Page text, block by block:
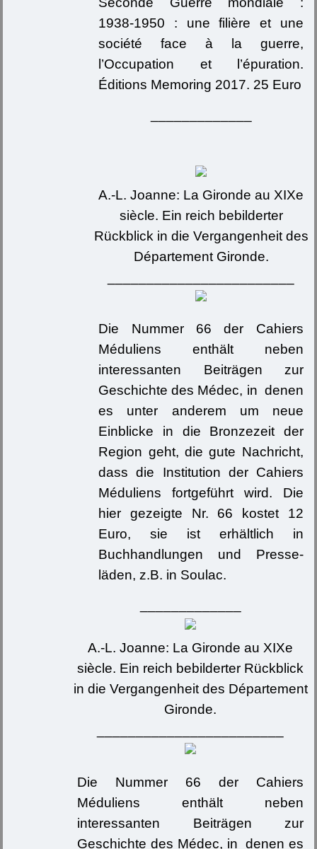
1938-1950 : une filière et une
société face à la guerre,
l’Occupation et l’épuration.
Éditions Memoring 2017. 25 Euro
A.-L. Joanne: La Gironde au XIXe
siècle. Ein reich bebilderter
Rückblick in die Vergangenheit des
Département Gironde.
Die Nummer 66 der Cahiers
Méduliens enthält neben
interessanten Beiträgen zur
Geschichte des Médec, in denen
es unter anderem um neue
Einblicke in die Bronzezeit der
Region geht, die gute Nachricht,
dass die Institution der Cahiers
Méduliens fortgeführt wird. Die
hier gezeigte Nr. 66 kostet 12
Euro, sie ist erhältlich in
Buchhandlungen und Presse-
läden, z.B. in Soulac.
A.-L. Joanne: La Gironde au XIXe
siècle. Ein reich bebilderter Rückblick
in die Vergangenheit des Département
Gironde.
Die Nummer 66 der Cahiers
Méduliens enthält neben
interessanten Beiträgen zur
Geschichte des Médec, in denen es